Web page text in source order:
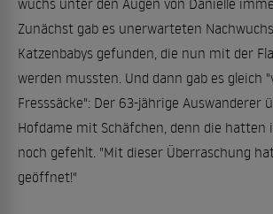
wuchs unter den Augen von Danielle
Zunächst gab es unerwarteten
Katzenbabys gefunden, die nun mit der
werden mussten. Und dann gab es gleich
Fresssäcke": Der 63-jährige Auswanderer
Hofdame mit Schäfchen, denn die hatten
noch gefehlt. "Mit dieser Überraschung
geöffnet!"